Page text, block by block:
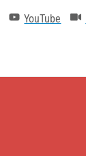
YouTube